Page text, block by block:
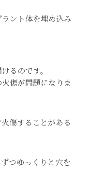
ント体を埋め込み
るのです。
傷が問題になりま
傷することがある
つゆっくりと穴を